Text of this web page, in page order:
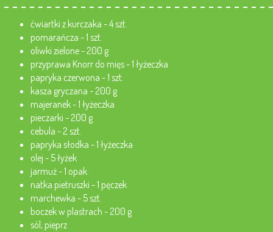
ćwiartki z kurczaka - 4 szt.
pomarańcza - 1 szt.
oliwki zielone - 200 g
przyprawa Knorr do mięs - 1 łyżeczka
papryka czerwona - 1 szt.
kasza gryczana - 200 g
majeranek - 1 łyżeczka
pieczarki - 200 g
cebula - 2 szt.
papryka słodka - 1 łyżeczka
olej - 5 łyżek
jarmuż - 1 opak.
natka pietruszki - 1 pęczek
marchewka - 5 szt.
boczek w plastrach - 200 g
sól, pieprz